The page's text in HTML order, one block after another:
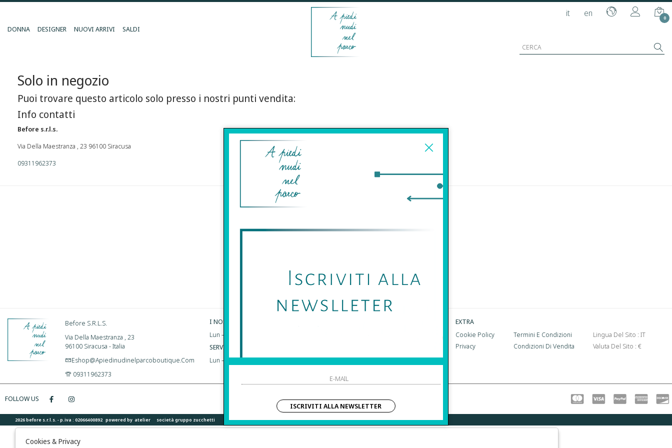
it en 0
DONNA DESIGNER NUOVI ARRIVI SALDI
Solo in negozio
Puoi trovare questo articolo solo presso i nostri punti vendita:
Info contatti
Before s.r.l.s.
Via Della Maestranza , 23 96100 Siracusa
09311962373
ISCRIVITI ALLA
NEWSLETTER
HO LETTO ED ACCETTATO LE CONDIZIONI SULLA PRIVACY.
Before S.r.l.s.
Via Della Maestranza , 23
96100 Siracusa - Italia
Eshop@apiedinudinelparcoboutique.com
09311962373
I NOSTRI ORARI:
Lun – Sab | 10:00 – 20:00
SERVIZIO CLIENTI:
Lun – Dom | 10:00 – 20:00
Pagamenti
EXTRA
Cookie Policy
Privacy
Termini E Condizioni
Condizioni Di Vendita
Lingua Del Sito : IT
Valuta Del Sito : €
FOLLOW US
2026 before s.r.l.s. - p.iva : 02066400892 powered by atelier società gruppo zucchetti
ISCRIVITI ALLA NEWSLETTER
Cookies & Privacy